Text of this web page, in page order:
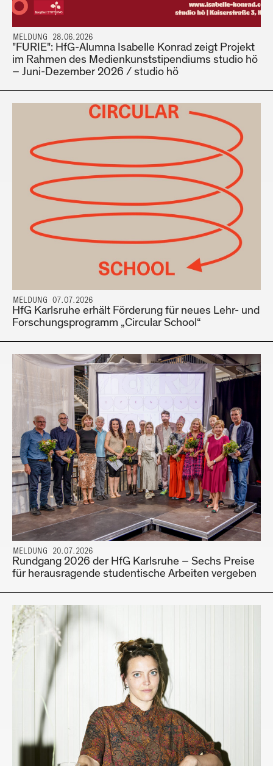
MELDUNG 28.06.2026
"FURIE": HfG-Alumna Isabelle Konrad zeigt Projekt
im Rahmen des Medienkunststipendiums studio hö
– Juni-Dezember 2026 / studio hö
MELDUNG 07.07.2026
HfG Karlsruhe erhält Förderung für neues Lehr- und
Forschungsprogramm „Circular School“
MELDUNG 20.07.2026
Rundgang 2026 der HfG Karlsruhe – Sechs Preise
für herausragende studentische Arbeiten vergeben